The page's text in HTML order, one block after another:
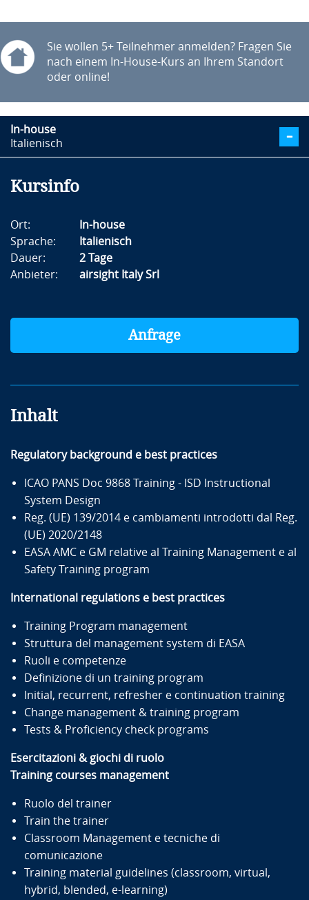
Sie wollen 5+ Teilnehmer anmelden? Fragen Sie
nach einem In-House-Kurs an Ihrem Standort
oder online!
In-house
Italienisch
Kursinfo
Ort:
In-house
Sprache:
Italienisch
Dauer:
2 Tage
Anbieter:
airsight Italy Srl
Anfrage
Inhalt
Regulatory background e best practices
ICAO PANS Doc 9868 Training - ISD Instructional
System Design
Reg. (UE) 139/2014 e cambiamenti introdotti dal Reg.
(UE) 2020/2148
EASA AMC e GM relative al Training Management e al
Safety Training program
International regulations e best practices
Training Program management
Struttura del management system di EASA
Ruoli e competenze
Definizione di un training program
Initial, recurrent, refresher e continuation training
Change management & training program
Tests & Proficiency check programs
Esercitazioni & giochi di ruolo
Training courses management
Ruolo del trainer
Train the trainer
Classroom Management e tecniche di
comunicazione
Training material guidelines (classroom, virtual,
hybrid, blended, e-learning)